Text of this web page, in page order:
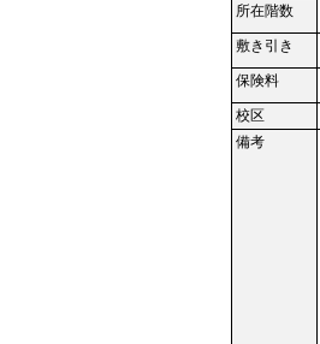
所在階数
敷き引き
保険料
校区
備考